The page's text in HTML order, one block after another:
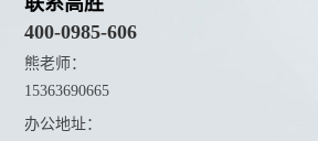
400-0985-606
熊老师：
15363690665
办公地址：